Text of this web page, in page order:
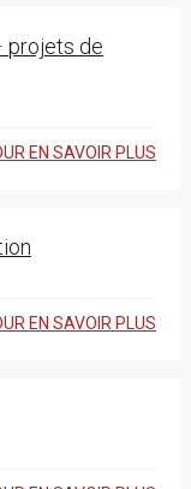
projets de
EN SAVOIR PLUS
EN SAVOIR PLUS